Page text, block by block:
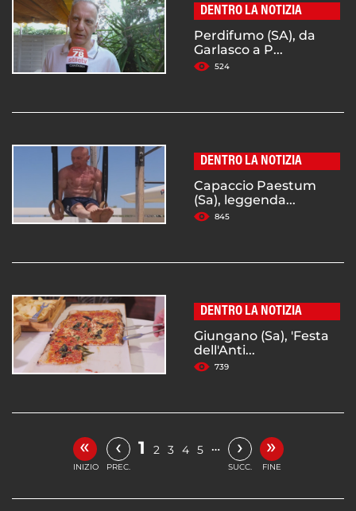
DENTRO LA NOTIZIA
Perdifumo (SA), da
Garlasco a P...
524
DENTRO LA NOTIZIA
Capaccio Paestum
(Sa), leggenda...
845
DENTRO LA NOTIZIA
Giungano (Sa), 'Festa
dell'Anti...
739
«
INIZIO
‹
PREC.
1 2 3 4 5 … ›
SUCC.
»
FINE